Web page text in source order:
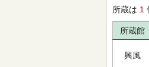
所蔵は 1
所蔵館
興風